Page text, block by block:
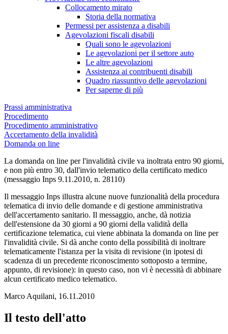
Collocamento mirato
Storia della normativa
Permessi per assistenza a disabili
Agevolazioni fiscali disabili
Quali sono le agevolazioni
Le agevolazioni per il settore auto
Le altre agevolazioni
Assistenza ai contribuenti disabili
Quadro riassuntivo delle agevolazioni
Per saperne di più
Prassi amministrativa
Procedimento
Procedimento amministrativo
Accertamento della invalidità
Domanda on line
La domanda on line per l'invalidità civile va inoltrata entro 90 giorni,
e non più entro 30, dall'invio telematico della certificato medico
(messaggio Inps 9.11.2010, n. 28110)
Il messaggio Inps illustra alcune nuove funzionalità della procedura
telematica di invio delle domande e di gestione amministrativa
dell'accertamento sanitario. Il messaggio, anche, dà notizia
dell'estensione da 30 giorni a 90 giorni della validità della
certificazione telematica, cui viene abbinata la domanda on line per
l'invalidità civile. Si dà anche conto della possibilità di inoltrare
telematicamente l'istanza per la visita di revisione (in ipotesi di
scadenza di un precedente riconoscimento sottoposto a termine,
appunto, di revisione): in questo caso, non vi è necessità di abbinare
alcun certificato medico telematico.
Marco Aquilani, 16.11.2010
Il testo dell'atto